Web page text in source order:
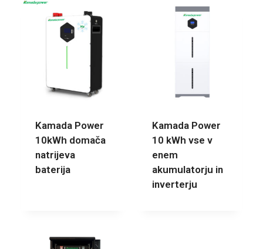
Kamada Power
10kWh domača
natrijeva
baterija
Kamada Power
10 kWh vse v
enem
akumulatorju in
inverterju